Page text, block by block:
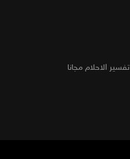
تفسير الاحلام مجانا